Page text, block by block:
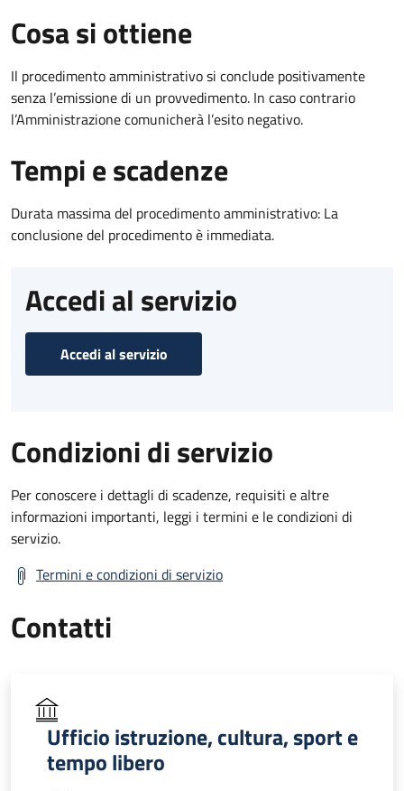
Cosa si ottiene
Il procedimento amministrativo si conclude positivamente
senza l’emissione di un provvedimento. In caso contrario
l’Amministrazione comunicherà l’esito negativo.
Tempi e scadenze
Durata massima del procedimento amministrativo: La
conclusione del procedimento è immediata.
Accedi al servizio
Accedi al servizio
Condizioni di servizio
Per conoscere i dettagli di scadenze, requisiti e altre
informazioni importanti, leggi i termini e le condizioni di
servizio.
Termini e condizioni di servizio
Contatti
Ufficio istruzione, cultura, sport e
tempo libero